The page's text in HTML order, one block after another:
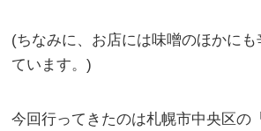
(ちなみに、お店には味噌のほかに
ています。)
今回行ってきたのは札幌市中央区の